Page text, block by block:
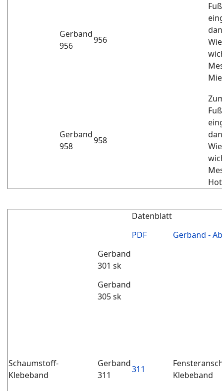
Gerband
956
956
Gerband
958
958
Datenblatt
PDF
Gerband -
Gerband
301 sk
Gerband
305 sk
Schaumstoff-
Klebeband
Gerband
311
311
Klebeband